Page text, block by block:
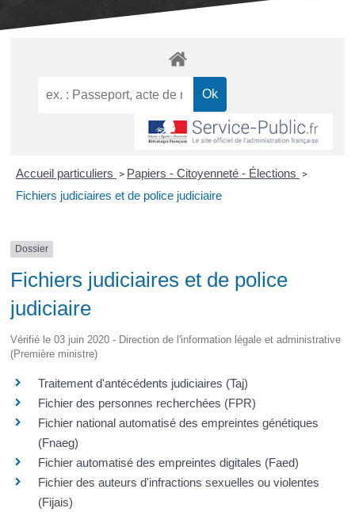
Accueil particuliers > Papiers - Citoyenneté - Élections >
Fichiers judiciaires et de police judiciaire
Dossier
Fichiers judiciaires et de police
judiciaire
Vérifié le 03 juin 2020 - Direction de l'information légale et administrative
(Première ministre)
Traitement d'antécédents judiciaires (Taj)
Fichier des personnes recherchées (FPR)
Fichier national automatisé des empreintes génétiques
(Fnaeg)
Fichier automatisé des empreintes digitales (Faed)
Fichier des auteurs d'infractions sexuelles ou violentes
(Fijais)